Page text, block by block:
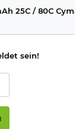
25C / 80C
sein!